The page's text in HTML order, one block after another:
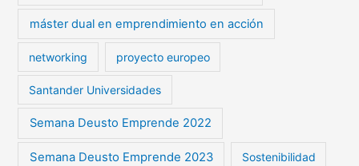
máster dual en emprendimiento en acción
networking proyecto europeo
Santander Universidades
Semana Deusto Emprende 2022
Semana Deusto Emprende 2023 Sostenibilidad